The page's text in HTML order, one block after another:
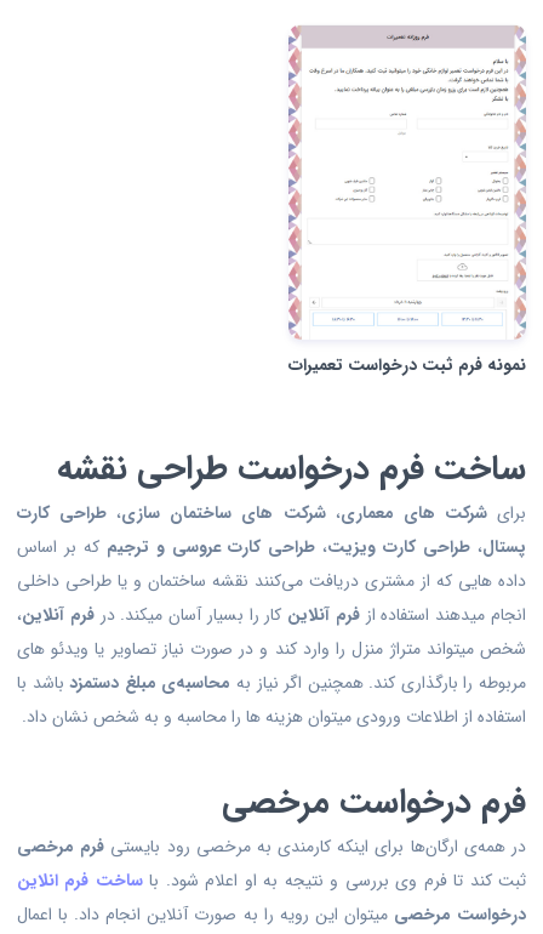
نمونه فرم ثبت درخواست تعمیرات
ساخت فرم درخواست طراحی نقشه
برایشرکت های معماری،شرکت های ساختمان سازی، طراحی کارت
پستال، طراحی کارت ویزیت، طراحی کارت عروسی و ترجیم که بر اساس
داده هایی که از مشتری دریافت می‌کنند نقشه ساختمان و یا طراحی داخلی
انجام میدهند استفاده ازفرم آنلاین کار را بسیار آسان میکند. درفرم آنلاین،
شخص میتواند متراژ منزل را وارد کند و در صورت نیاز تصاویر یا ویدئو های
مربوطه را بارگذاری کند. همچنین اگر نیاز به محاسبه‌ی مبلغ دستمزدباشد با
استفاده از اطلاعات ورودی میتوان هزینه ها را محاسبه و به شخص نشان داد.
فرم درخواست مرخصی
در همه‌ی ارگان‌ها برای اینکه کارمندی به مرخصی رود بایستی فرم مرخصی
ثبت کند تا فرم وی بررسی و نتیجه به او اعلام شود. باساخت فرم انلاین
درخواست مرخصی میتوان این رویه را به صورت آنلاین انجام داد. با اعمال